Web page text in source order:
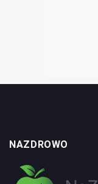
NAZDROWO